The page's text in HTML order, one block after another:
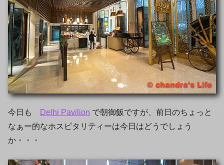
今日も Delhi Pavilion で朝御飯ですが、前日のちょっと
なぁー的なホスピタリティーは今日はどうでしょう
か・・・